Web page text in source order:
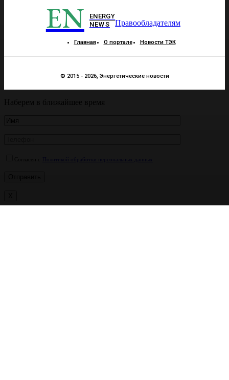
EN
ENERGY
NEWS
Правообладателям
Главная О портале Новости ТЭК
© 2015 - 2026, Энергетические новости
Наберем в ближайшее время